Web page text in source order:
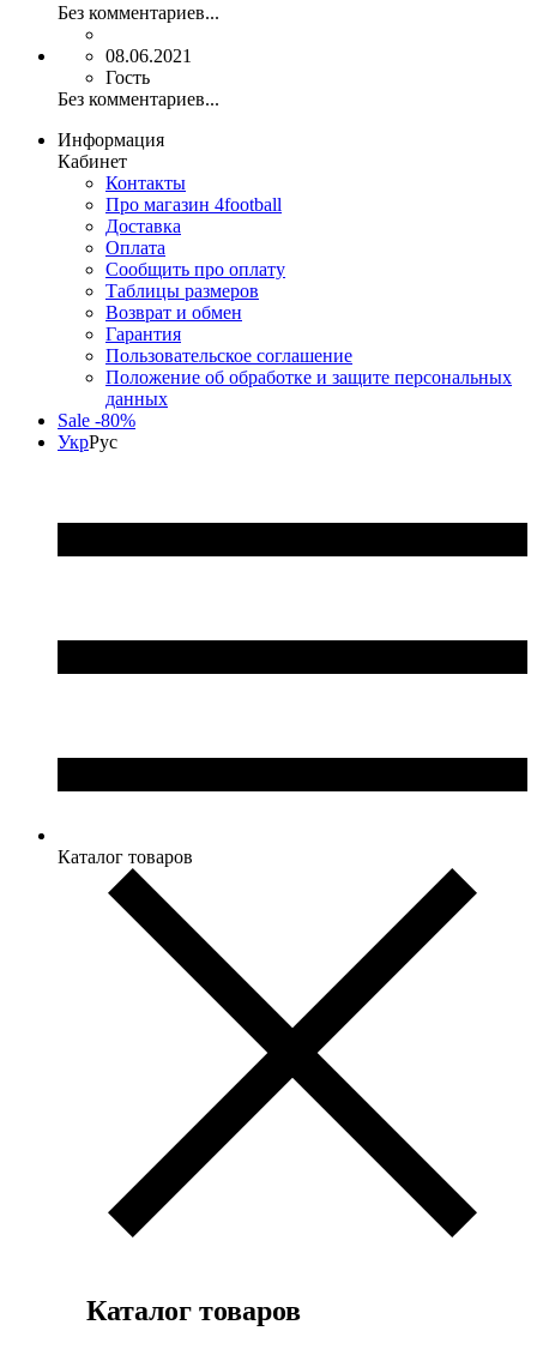
Без комментариев...
08.06.2021
Гость
Без комментариев...
Информация
Кабинет
Контакты
Про магазин 4football
Доставка
Оплата
Сообщить про оплату
Таблицы размеров
Возврат и обмен
Гарантия
Пользовательское соглашение
Положение об обработке и защите персональных
данных
Sale -80%
УкрРус
Каталог товаров
Каталог товаров